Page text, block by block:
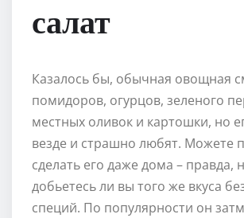
салат
Казалось бы, обычная овощная
помидоров, огурцов, зеленого
местных оливок и картошки, но
везде и страшно любят. Можете
сделать его даже дома – правда,
добьетесь ли вы того же вкуса
специй. По популярности он